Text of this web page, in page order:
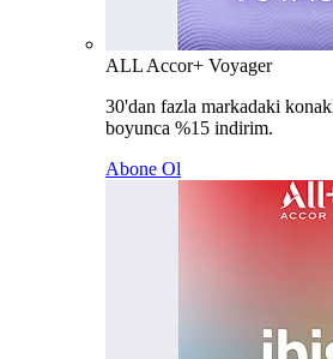
ALL Accor+ Voyager
30'dan fazla markadaki
boyunca %15 indirim.
Abone Ol